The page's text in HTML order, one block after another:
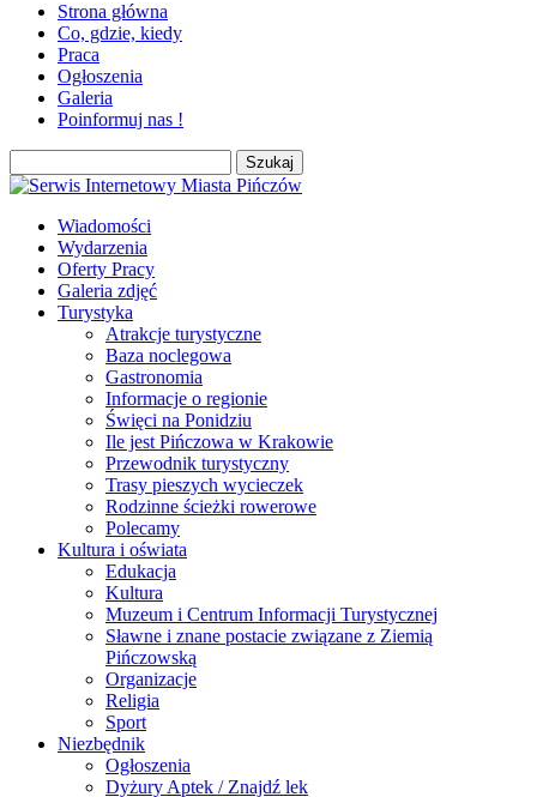
Strona główna
Co, gdzie, kiedy
Praca
Ogłoszenia
Galeria
Poinformuj nas !
Wiadomości
Wydarzenia
Oferty Pracy
Galeria zdjęć
Turystyka
Atrakcje turystyczne
Baza noclegowa
Gastronomia
Informacje o regionie
Święci na Ponidziu
Ile jest Pińczowa w Krakowie
Przewodnik turystyczny
Trasy pieszych wycieczek
Rodzinne ścieżki rowerowe
Polecamy
Kultura i oświata
Edukacja
Kultura
Muzeum i Centrum Informacji Turystycznej
Sławne i znane postacie związane z Ziemią
Pińczowską
Organizacje
Religia
Sport
Niezbędnik
Ogłoszenia
Dyżury Aptek / Znajdź lek